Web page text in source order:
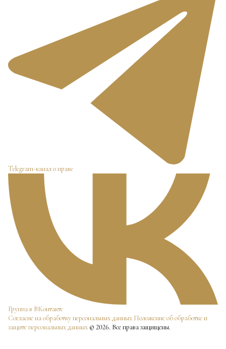
Telegram-канал о праве
Группа в ВКонтакте
Согласие на обработку персональных данных Положение об обработке и
защите персональных данных © 2026. Все права защищены.